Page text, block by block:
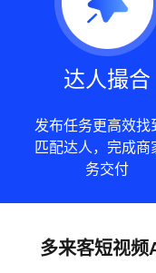
达人撮合
发布任务更高效找
匹配达人，完成商
务交付
多来客短视频